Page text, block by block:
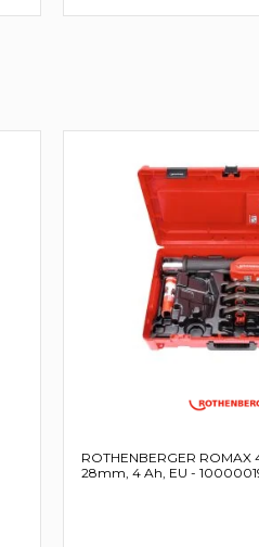
ROTHENBERGER ROMAX
28mm, 4 Ah, EU -